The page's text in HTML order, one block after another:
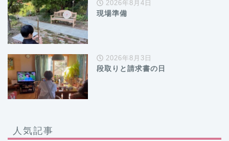
2026年8月4日
現場準備
2026年8月3日
段取りと請求書の日
人気記事